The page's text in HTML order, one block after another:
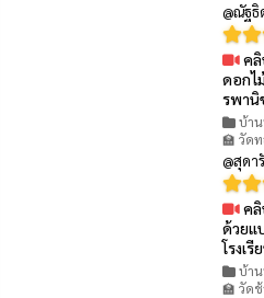
@ณัฐ
คลิ
ดอกไ
รพานิ
บ้า
🏫 วัด
@สุดา
คลิ
ด้วยแ
โรงเ
บ้า
🏫 วัด